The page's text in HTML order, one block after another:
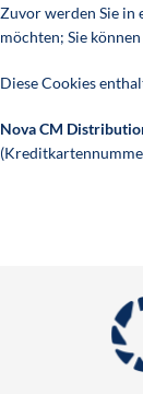
Zuvor werden Sie in
möchten; Sie
Diese Cookies
Nova CM